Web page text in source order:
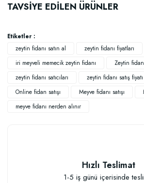
TAVSİYE EDİLEN ÜRÜNLER
Elastik Meyve Fidanı Bağlama İpi (10 Fidan İçin )
Etiketler :
zeytin fidanı satın al
zeytin fidanı fiyatları
iri meyveli memecik zeytin fidanı
Zeytin
zeytin fidanı satıcıları
zeytin fidanı satış fiyatı
Online fidan satışı
Meyve fidanı satışı
meyve fidanı nerden alınır
Hızlı Teslimat
1-5 iş günü içerisinde